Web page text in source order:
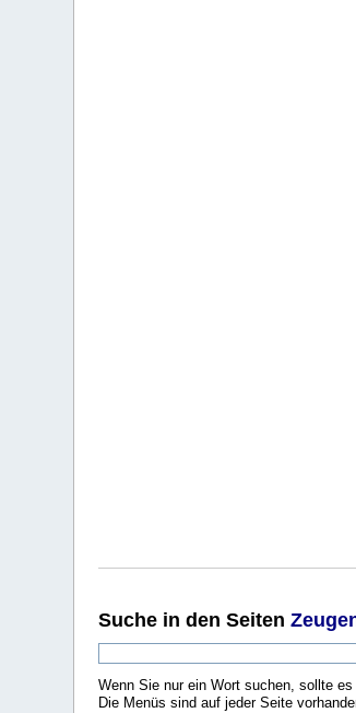
Suche in den Seiten
Wenn Sie nur ein Wort suchen, sollte
Die Menüs sind auf jeder Seite